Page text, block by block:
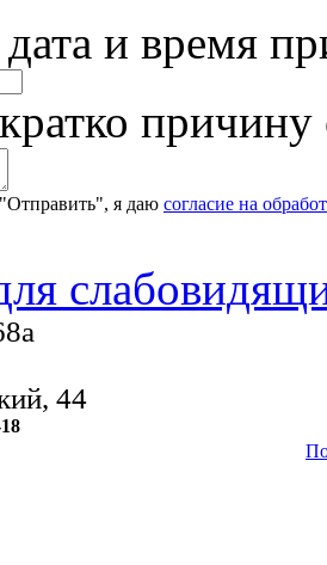
и время
я даю согласие на
44